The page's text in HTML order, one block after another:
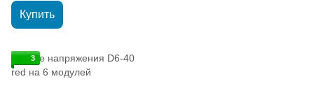
Купить
3